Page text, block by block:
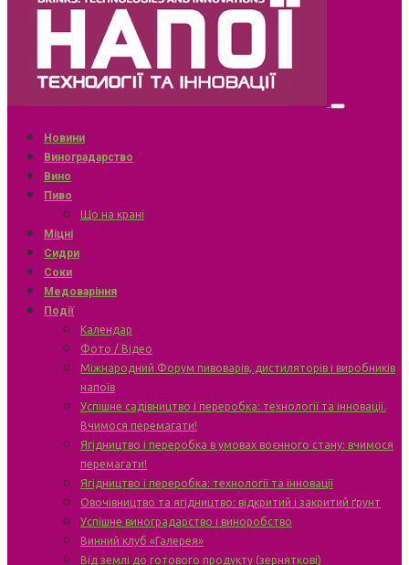
Новини
Виноградарство
Вино
Пиво
Що на крані
Міцні
Сидри
Соки
Медоваріння
Події
Календар
Фото / Відео
Міжнародний Форум пивоварів, дистиляторів і виробників
напоїв
Успішне садівництво і переробка: технології та інновації.
Вчимося перемагати!
Ягідництво і переробка в умовах воєнного стану: вчимося
перемагати!
Ягідництво і переробка: технології та інновації
Овочівництво та ягідництво: відкритий і закритий ґрунт
Успішне виноградарство і виноробство
Винний клуб «Галерея»
Від землі до готового продукту (зерняткові)